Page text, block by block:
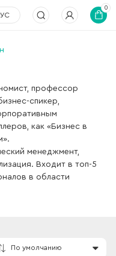
0
профессор
спикер,
как «Бизнес в
менеджмент,
Входит в топ-5
в области